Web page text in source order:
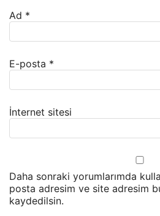
Ad *
E-posta *
İnternet sitesi
Daha sonraki yorumlarımda
posta adresim ve site adresim
kaydedilsin.